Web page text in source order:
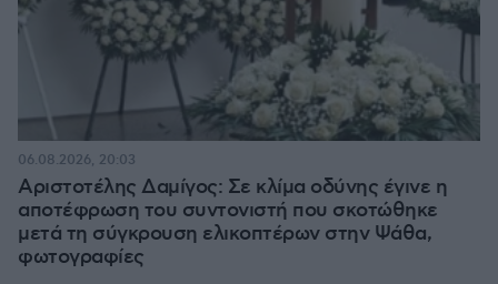
Αριστοτέλης Δαμίγος: Σε κλίμα οδύνης έγινε η
αποτέφρωση του συντονιστή που σκοτώθηκε
μετά τη σύγκρουση ελικοπτέρων στην Ψάθα,
φωτογραφίες
06.08.2026, 20:03